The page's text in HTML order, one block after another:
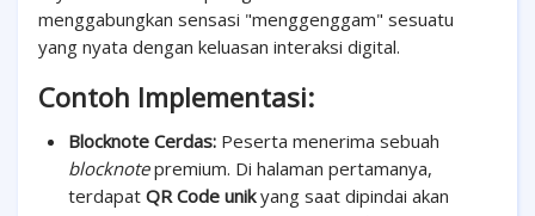
menggabungkan sensasi "menggenggam" sesuatu
yang nyata dengan keluasan interaksi digital.
Contoh Implementasi:
Blocknote Cerdas: Peserta menerima sebuah
blocknotepremium. Di halaman pertamanya,
terdapat QR Code unikyang saat dipindai akan